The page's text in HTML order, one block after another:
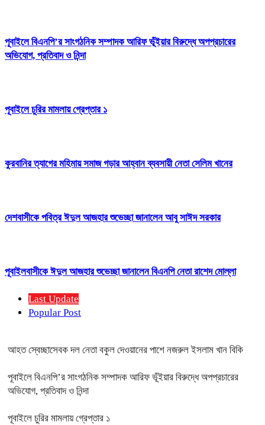
পূবাইলে বিএনপি’র সাংগঠনিক সম্পাদক আরিফ ভূঁইয়ার বিরুদ্ধে অপপ্রচারের
অভিযোগ, প্রতিবাদ ও নিন্দা
পূবাইলে চুরির মামলায় গ্রেপ্তার ১
কুরবানির ত্যাগের মহিমায় সমাজ গড়ার আহ্বান ব্যবসায়ী নেতা সেলিম খানের
দেশবাসীকে পবিত্র ঈদুল আজহার শুভেচ্ছা জানালেন আবু সাঈদ সরকার
পূবাইলবাসীকে ঈদুল আজহার শুভেচ্ছা জানালেন বিএনপি নেতা রাশেদ মোল্লা
Last Update
Popular Post
আহত স্বেচ্ছাসেবক দল নেতা বকুল দেওয়ানের পাশে নজরুল ইসলাম খান বিকি
পূবাইলে বিএনপি’র সাংগঠনিক সম্পাদক আরিফ ভূঁইয়ার বিরুদ্ধে অপপ্রচারের
অভিযোগ, প্রতিবাদ ও নিন্দা
পূবাইলে চুরির মামলায় গ্রেপ্তার ১